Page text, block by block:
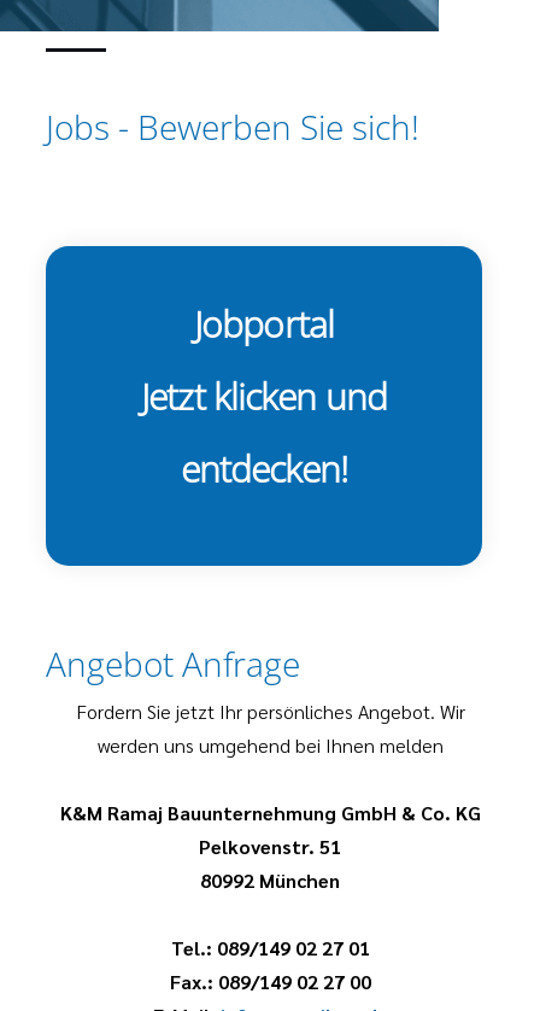
Jobs - Bewerben Sie sich!
Jobportal
Jetzt klicken und
entdecken!
Angebot Anfrage
Fordern Sie jetzt Ihr persönliches Angebot. Wir
werden uns umgehend bei Ihnen melden
K&M Ramaj Bauunternehmung GmbH & Co. KG
Pelkovenstr. 51
80992 München
Tel.: 089/149 02 27 01
Fax.: 089/149 02 27 00